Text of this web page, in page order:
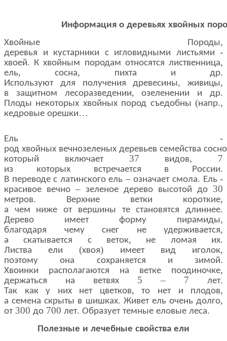
Информация о деревьях хвойных
Хвойные
Породы,
деревья и кустарники с игловидными листьями -
хвоей. К хвойным породам относятся лиственница,
ель,сосна, пихта и др.
Используют для получения древесины, живицы,
в защитном лесоразведении,озеленении и др.
Плоды некоторых хвойных пород съедобны (напр.,
кедровые орешки…
Ель -
род хвойных вечнозеленых деревьев семейства
который
включает37 видов, 7
из которых встречается в России.
В переводе с латинского ель –означает смола. Ель-
красивое вечно – зеленое дерево высотой до 30
метров. Верхние ветки короткие,
а чем ниже от вершины те становятся длиннее.
Дерево имеет форму пирамиды,
благодаря чему снег не удерживается,
а скатывается с веток, не ломая их.
Листва ели (хвоя) имеет вид иголок,
поэтому она сохраняется и зимой.
Хвоинки располагаются на ветке поодиночке,
держаться на ветвях 5 – 7 лет.
Так как у них нет цветков,то нет и плодов,
а семена скрыты в шишках. Живет ель очень долго,
от300 до 700 лет. Образует темные еловые леса.
Полезные и лечебные свойства ели